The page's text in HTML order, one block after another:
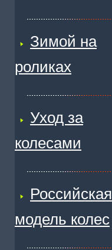
Зимой на
роликах
Уход за
колесами
Российская
модель колес